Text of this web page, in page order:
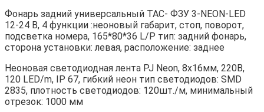
Фонарь задний универсальный ТАС- ФЗУ 3-NEON-LED
12-24 В, 4 функции :неоновый габарит, стоп, поворот,
подсветка номера, 165*80*36 L/P тип: задний фонарь,
сторона установки: левая, расположение: заднее
Неоновая светодиодная лента PJ Neon, 8х16мм, 220В,
120 LED/m, IP 67, гибкий неон тип светодиодов: SMD
2835, плотность светодиодов: 120шт./м, минимальный
отрезок: 1000 мм